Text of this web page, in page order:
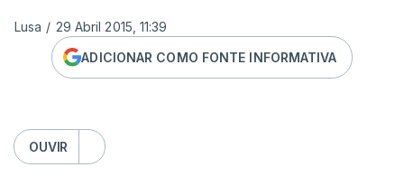
Lusa / 29 Abril 2015, 11:39
ADICIONAR COMO FONTE INFORMATIVA
OUVIR